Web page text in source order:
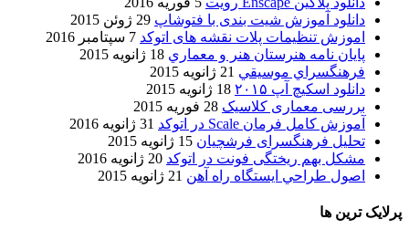
دانلود آموزش شیت بندی با فتوشاپ 29 ژوئن 2015
اموزش تنظیمات پلات نقشه های اتوکد 7 سپتامبر 2016
پایان نامه هنرستان هنر و معماري 18 ژانویه 2015
فرهنگسراي موسيقي 21 ژانویه 2015
دانلود اسکیچ آپ ۲۰۱۵
18 ژانویه 2015
بررسی معماری کلاسیک 28 فوریه 2015
آموزش کامل فرمان Scale در اتوکد
31 ژانویه 2016
تحلیل فرهنگسرای فرشچیان 15 ژانویه 2015
مشکل بهم ریختگی فونت در اتوکد 20 ژانویه 2016
اصول طراحي ایستگاه راه آهن 21 ژانویه 2015
پرلایک ترین ها